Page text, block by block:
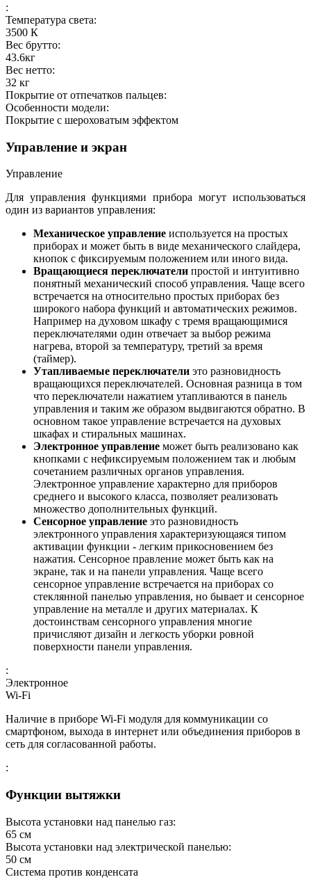
:
Температура света:
3500 К
Вес брутто:
43.6кг
Вес нетто:
32 кг
Покрытие от отпечатков пальцев:
Особенности модели:
Покрытие с шероховатым эффектом
Управление и экран
Управление
Для управления функциями прибора могут использоваться
один из вариантов управления:
Механическое управление используется на простых
приборах и может быть в виде механического слайдера,
кнопок с фиксируемым положением или иного вида.
Вращающиеся переключатели простой и интуитивно
понятный механический способ управления. Чаще всего
встречается на относительно простых приборах без
широкого набора функций и автоматических режимов.
Например на духовом шкафу с тремя вращающимися
переключателями один отвечает за выбор режима
нагрева, второй за температуру, третий за время
(таймер).
Утапливаемые переключатели это разновидность
вращающихся переключателей. Основная разница в том
что переключатели нажатием утапливаются в панель
управления и таким же образом выдвигаются обратно. В
основном такое управление встречается на духовых
шкафах и стиральных машинах.
Электронное управление может быть реализовано как
кнопками с нефиксируемым положением так и любым
сочетанием различных органов управления.
Электронное управление характерно для приборов
среднего и высокого класса, позволяет реализовать
множество дополнительных функций.
Сенсорное управление это разновидность
электронного управления характеризующаяся типом
активации функции - легким прикосновением без
нажатия. Сенсорное правление может быть как на
экране, так и на панели управления. Чаще всего
сенсорное управление встречается на приборах со
стеклянной панелью управления, но бывает и сенсорное
управление на металле и других материалах. К
достоинствам сенсорного управления многие
причисляют дизайн и легкость уборки ровной
поверхности панели управления.
:
Электронное
Wi-Fi
Наличие в приборе Wi-Fi модуля для коммуникации со
смартфоном, выхода в интернет или объединения приборов в
сеть для согласованной работы.
:
Функции вытяжки
Высота установки над панелью газ:
65 см
Высота установки над электрической панелью:
50 см
Система против конденсата